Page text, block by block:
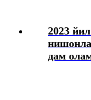
Иш
Ҳарбий
2023
дам